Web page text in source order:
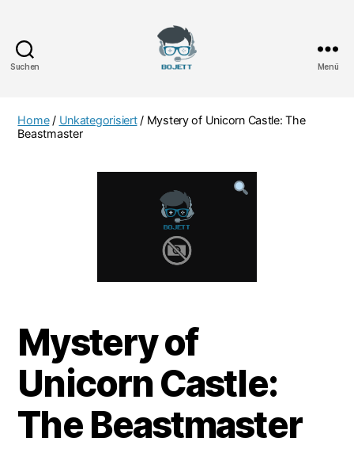
Suchen Menü
Home/ Unkategorisiert/ Mystery of Unicorn Castle: The
Beastmaster
Mystery of
Unicorn Castle:
The Beastmaster